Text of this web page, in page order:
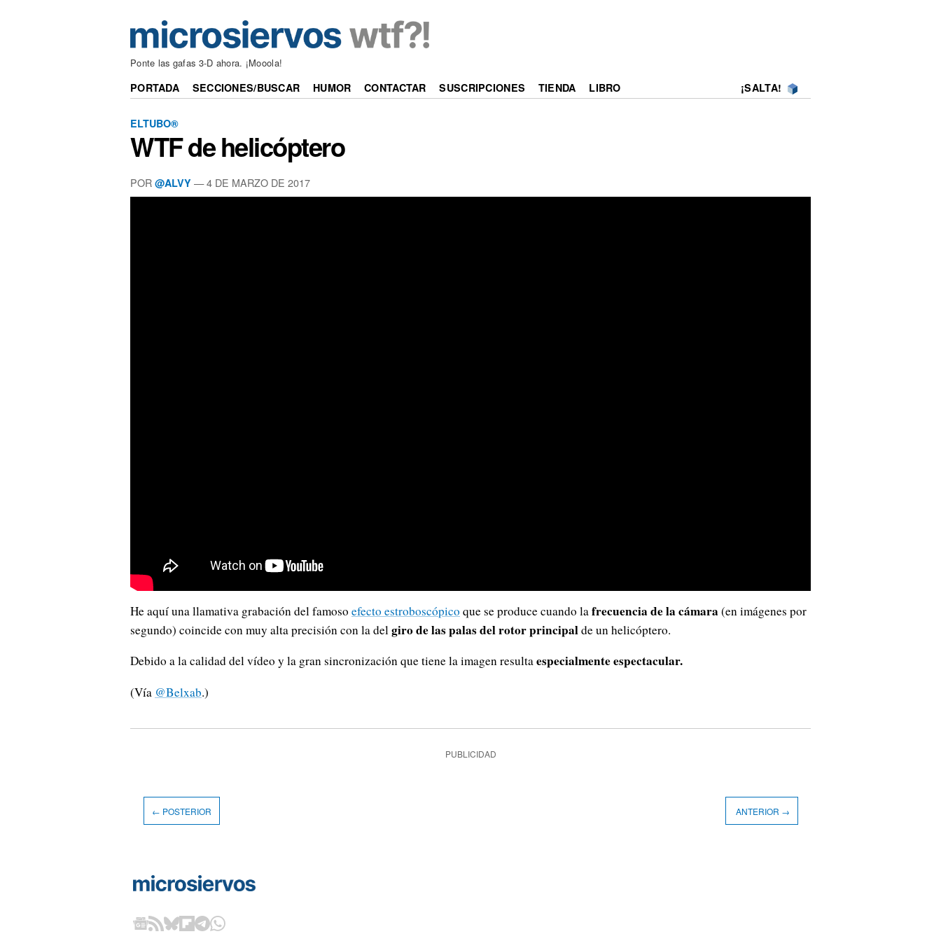
Ponte las gafas 3-D ahora. ¡Mooola!
PORTADA SECCIONES/BUSCAR HUMOR CONTACTAR SUSCRIPCIONES TIENDA LIBRO ¡SALTA!
ELTUBO®
WTF de helicóptero
POR @ALVY —4 DE MARZO DE 2017
He aquí una llamativa grabación del famoso efecto estroboscópico que se produce cuando lafrecuencia de la cámara (en imágenes por
segundo) coincide con muy alta precisión con la delgiro de las palas del rotor principalde un helicóptero.
Debido a la calidad del vídeo y la gran sincronización que tiene la imagen resultaespecialmente espectacular.
(Vía @Belxab.)
PUBLICIDAD
← POSTERIOR ANTERIOR →